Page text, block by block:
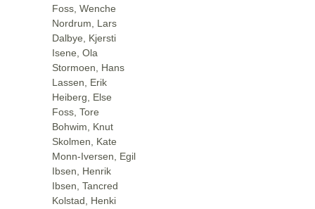
Foss, Wenche
Nordrum, Lars
Dalbye, Kjersti
Isene, Ola
Stormoen, Hans
Lassen, Erik
Heiberg, Else
Foss, Tore
Bohwim, Knut
Skolmen, Kate
Monn-Iversen, Egil
Ibsen, Henrik
Ibsen, Tancred
Kolstad, Henki